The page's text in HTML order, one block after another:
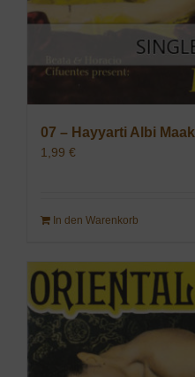
07 – Hayyarti Albi Maak
1,99 €
In den Warenkorb